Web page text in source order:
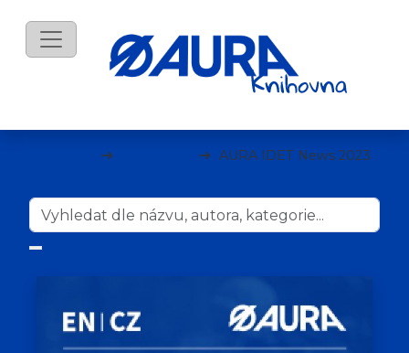
AURA IDET News 2023